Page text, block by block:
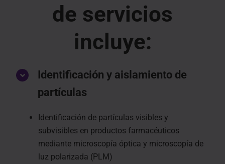
de servicios
incluye:
Identificación y aislamiento de
partículas
Identificación de partículas visibles y
subvisibles en productos farmacéuticos
mediante microscopía óptica y microscopía de
luz polarizada (PLM)